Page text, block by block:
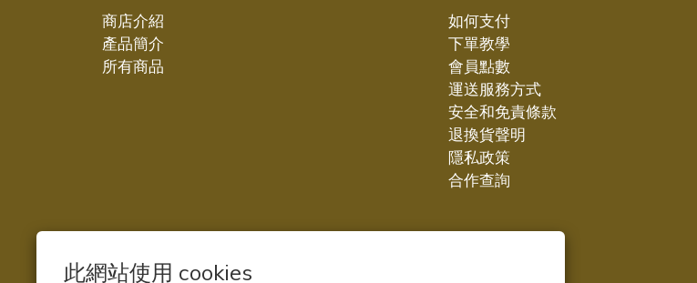
此網站使用 cookies
商店介紹
產品簡介
所有商品
如何支付
下單教學
會員點數
運送服務方式
安全和免責條款
退換貨聲明
隱私政策
合作查詢